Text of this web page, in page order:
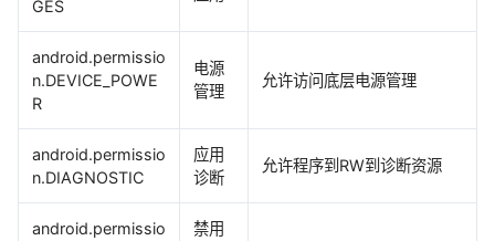
GES
android.permissio
n.DEVICE_POWE
R
电源
管理
允许访问底层电源管理
android.permissio
n.DIAGNOSTIC
应用
诊断
允许程序到RW到诊断资源
android.permissio
禁用